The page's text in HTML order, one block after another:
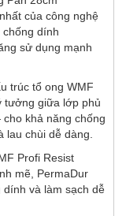
của công nghệ
dính
sử dụng mạnh
trúc tổ ong WMF
tưởng giữa lớp phủ
khả năng chống
lau chùi dễ dàng.
Profi Resist
mẽ, PermaDur
dính và làm sạch dễ